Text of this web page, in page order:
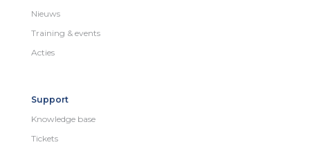
Nieuws
Training & events
Acties
Support
Knowledge base
Tickets